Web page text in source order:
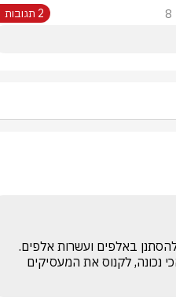
8 2 תגובות